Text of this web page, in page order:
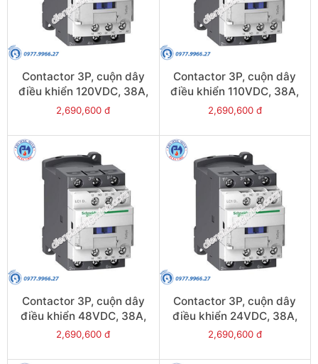
Contactor 3P, cuộn dây
điều khiển 120VDC, 38A,
1N/O, 1N/C - Model
2,690,600 đ
Contactor 3P, cuộn dây
điều khiển 110VDC, 38A,
1N/O, 1N/C - Model
2,690,600 đ
Contactor 3P, cuộn dây
điều khiển 48VDC, 38A,
1N/O, 1N/C - Model
2,690,600 đ
Contactor 3P, cuộn dây
điều khiển 24VDC, 38A,
1N/O, 1N/C - Model
2,690,600 đ